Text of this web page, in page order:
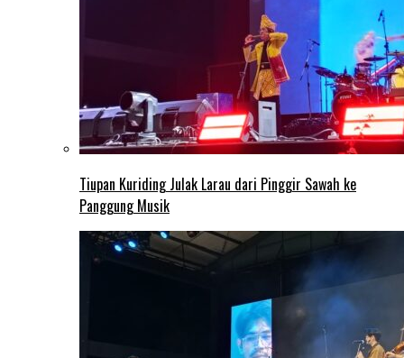
Tiupan Kuriding Julak Larau dari Pinggir Sawah ke
Panggung Musik